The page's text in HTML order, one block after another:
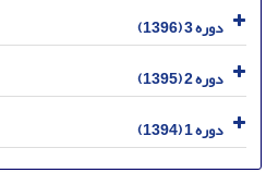
دوره 3 (1396)
دوره 2 (1395)
دوره 1 (1394)